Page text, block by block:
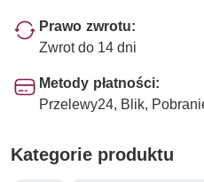
Prawo zwrotu:
Zwrot do 14 dni
Metody płatności:
Przelewy24, Blik,
Kategorie produktu